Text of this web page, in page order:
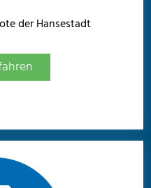
der Hansestadt